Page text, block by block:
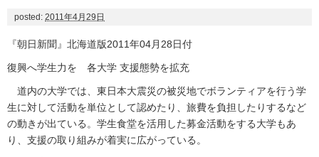
posted: 2011年4月29日
『朝日新聞』北海道版2011年04月28日付
復興へ学生力を 各大学 支援態勢を拡充
道内の大学では、東日本大震災の被災地でボランティアを行う学
生に対して活動を単位として認めたり、旅費を負担したりするなど
の動きが出ている。学生食堂を活用した募金活動をする大学もあ
り、支援の取り組みが着実に広がっている。